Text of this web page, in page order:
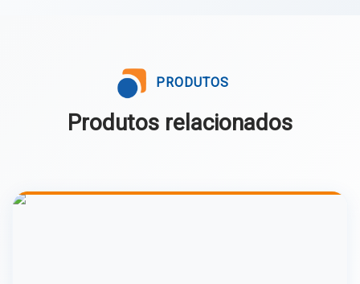
PRODUTOS
Produtos relacionados